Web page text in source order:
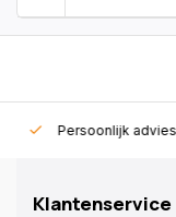
Persoonlijk
Klantenservice